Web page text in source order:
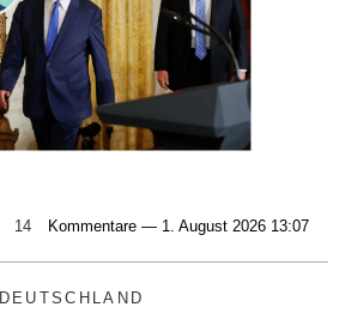
14 Kommentare — 1. August 2026 13:07
DEUTSCHLAND